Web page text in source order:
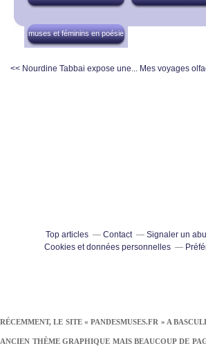
muses et féminins en poésie
<< Nourdine Tabbai expose une... Mes voyages
RÉCEMMENT, LE SITE « PANDESMUSES.FR » A
ANCIEN THÈME GRAPHIQUE MAIS BEAUCOUP DE
Top articles Contact Signaler un
Cookies et données personnelles